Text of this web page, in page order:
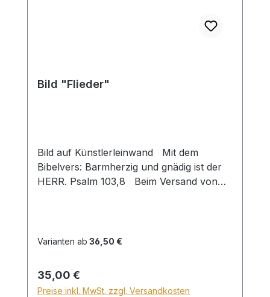
Bild "Flieder"
Bild auf Künstlerleinwand Mit dem
Bibelvers: Barmherzig und gnädig ist der
HERR. Psalm 103,8 Beim Versand von
Sperrgut in Höhe von 28,99€ berechnet.
Sperrgutzuschlag 30€. Bei diesem Bild ist
kein Wunschtext möglich!
Varianten ab 36,50 €
Regulärer Preis:
35,00 €
Preise inkl. MwSt. zzgl. Versandkosten